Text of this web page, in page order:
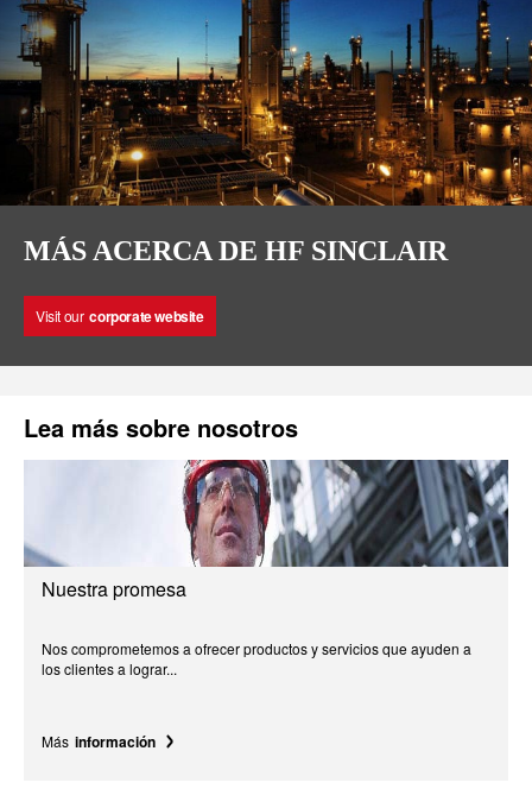
MÁS ACERCA DE HF SINCLAIR
Visit our corporate website
Lea más sobre nosotros
Nuestra promesa
Nos comprometemos a ofrecer productos y servicios que ayuden a
los clientes a lograr...
Más información